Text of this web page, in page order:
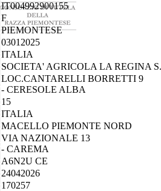
IT004992900155
F
PIEMONTESE
03012025
ITALIA
SOCIETA' AGRICOLA LA REGINA
LOC.CANTARELLI BORRETTI 9
- CERESOLE ALBA
15
ITALIA
MACELLO PIEMONTE NORD
VIA NAZIONALE 13
- CAREMA
A6N2U CE
24042026
170257